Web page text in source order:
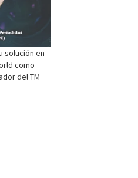
solución en
como
del TM